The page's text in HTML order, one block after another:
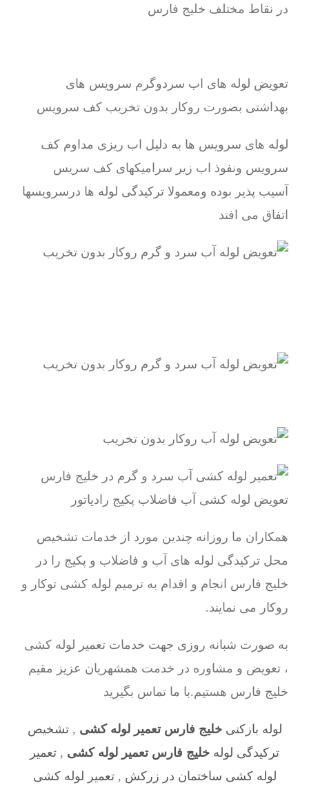
در نقاط مختلف خلیج فارس
تعویض لوله های اب سردوگرم سرویس های
بهداشتی بصورت روکار بدون تخریب کف سرویس
لوله های سرویس ها به دلیل اب ریزی مداوم کف
سرویس ونفوذ اب زیر سرامیکهای کف سریس
آسیب پذیر بوده ومعمولا ترکیدگی لوله ها درسرویسها
اتفاق می افتد
همکاران ما روزانه چندین مورد از خدمات تشخیص
محل ترکیدگی لوله های آب و فاضلاب و پکیج را در
خلیج فارس انجام و اقدام به ترمیم لوله کشی توکار و
روکار می نمایند.
به صورت شبانه روزی جهت خدمات تعمیر لوله کشی
، تعویض و مشاوره در خدمت همشهریان عزیز مقیم
خلیج فارس هستیم.با ما تماس بگیرید
لوله بازکنیخلیج فارس تعمیر لوله کشی ,تشخیص
ترکیدگی لوله خلیج فارس تعمیر لوله کشی , تعمیر
لوله کشی ساختمان در زرکش ,تعمیر لوله کشی